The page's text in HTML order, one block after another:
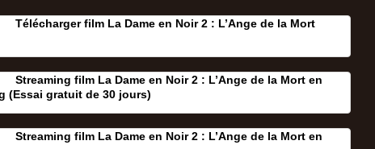
Télécharger film La Dame en Noir 2 : L’Ange de la Mort
Streaming film La Dame en Noir 2 : L’Ange de la Mort en
(Essai gratuit de 30 jours‎)
Streaming film La Dame en Noir 2 : L’Ange de la Mort en